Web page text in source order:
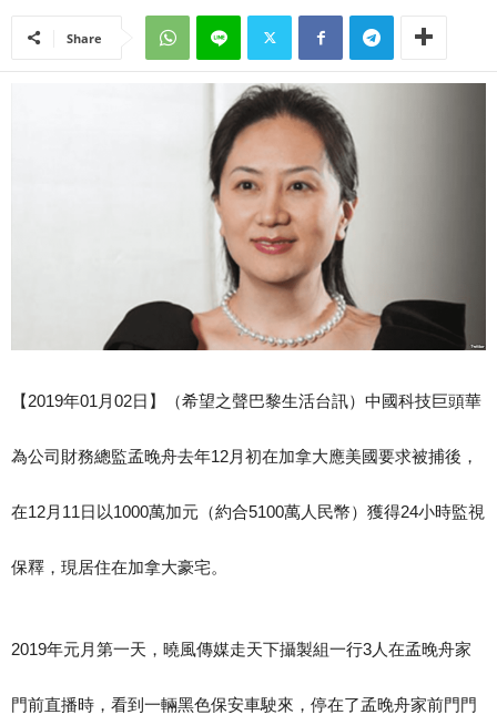
Share
【2019年01 月02日】（希望之聲巴黎生活台訊）中國科技巨頭華
為公司財務總監孟晚舟去年12月初在加拿大應美國要求被捕後，
在12月11日以1000萬加元（約合5100萬人民幣）獲得24小時監視
保釋，現居住在加拿大豪宅。
2019年元月第一天，曉風傳媒走天下攝製組一行3人在孟晚舟家
門前直播時，看到一輛黑色保安車駛來，停在了孟晚舟家前門門